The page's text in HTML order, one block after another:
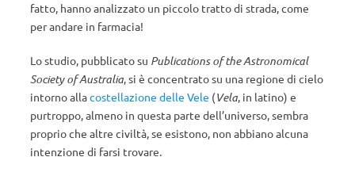
fatto, hanno analizzato un piccolo tratto di strada, come
per andare in farmacia!
Lo studio, pubblicato su Publications of the Astronomical
Society of Australia, si è concentrato su una regione di cielo
intorno allacostellazione delle Vele (Vela, in latino) e
purtroppo, almeno in questa parte dell’universo, sembra
proprio che altre civiltà, se esistono, non abbiano alcuna
intenzione di farsi trovare.